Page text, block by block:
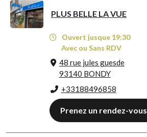
PLUS BELLE LA VUE
Ouvert jusque 19:30
Avec ou Sans RDV
48 rue jules guesde
93140 BONDY
+33188496858
Prenez un rendez-vous